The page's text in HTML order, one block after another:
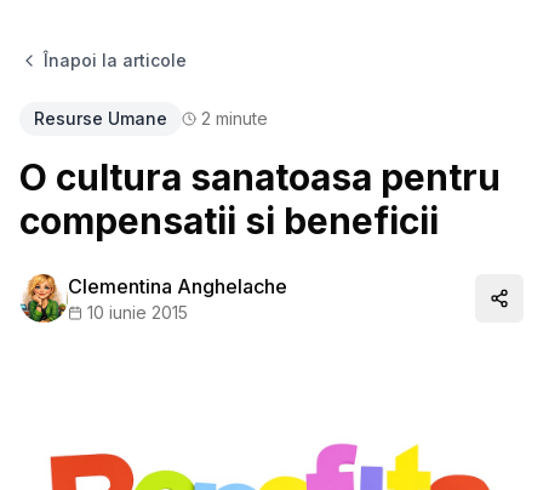
Înapoi la articole
Resurse Umane 2 minute
O cultura sanatoasa pentru
compensatii si beneficii
Clementina Anghelache
10 iunie 2015